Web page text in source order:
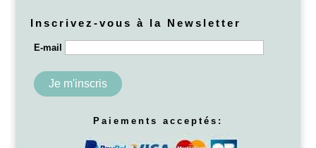
Inscrivez-vous à la Newsletter
E-mail
Paiements acceptés: